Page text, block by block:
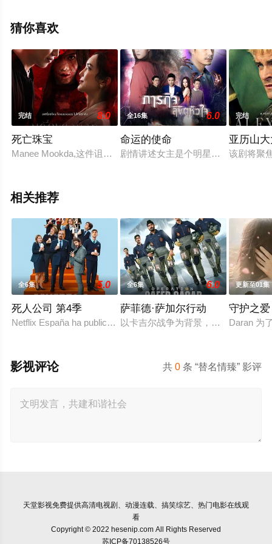
剧，手机免费观看高清未删减完整版电视剧全集就来天堂
情网等平台了解。
猜你喜欢
完结 8.0
死亡珠宝
Manee Mookda,这件诅咒的珠宝与骨魔有关，拥有力量驱使佩戴
全16集 6.0
命运的使命
剧情讲述女主是个明星，因为被人设
完结
亚历山
该剧将聚
相关推荐
全6集 5.0
死人公司 第4季
Netflix España ha publicado en redes social
全6集 6.0
萨菲德·萨加尔行动
以卡吉尔战争为背景，《白沙行动》
更新至01集
守护之爱
Daran 为
共0 条 “替名情臻” 影评
影视评论
天堂影视免费提供高清电视剧、动漫连载、搞笑综艺、热门电影在线观
看
Copyright © 2022 hesenip.com All Rights Reserved
苏ICP备70138526号